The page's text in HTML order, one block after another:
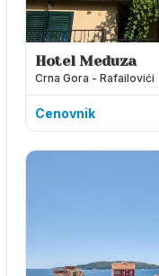
Hotel Meduza
Crna Gora - Rafailovići
Cenovnik